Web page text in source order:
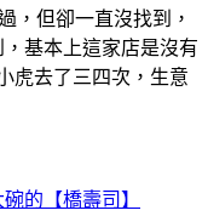
，但卻一直沒找到，
基本上這家店是沒有
虎去了三四次，生意
的【橋壽司】